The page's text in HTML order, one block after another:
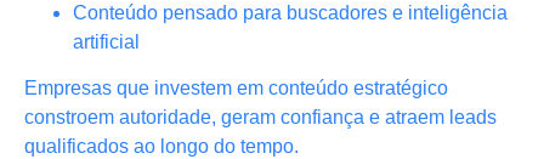
Conteúdo pensado para buscadores e inteligência
artificial
Empresas que investem em conteúdo estratégico
constroem autoridade, geram confiança e atraem leads
qualificados ao longo do tempo.